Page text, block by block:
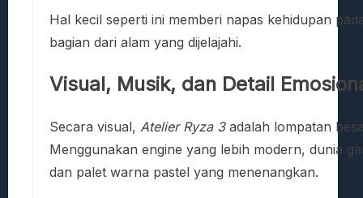
Hal kecil seperti ini memberi napas kehidupan
bagian dari alam yang dijelajahi.
Visual, Musik, dan Detail
Secara visual, Atelier Ryza 3adalah lompatan
Menggunakan engine yang lebih modern, dunia
dan palet warna pastel yang menenangkan.